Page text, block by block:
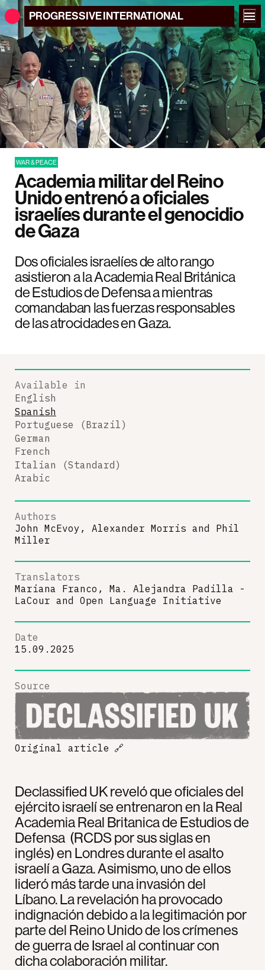
PROGRESSIVEINTERNATIONAL
WAR & PEACE
Academia militar del Reino
Unido entrenó a oficiales
israelíes durante el genocidio
de Gaza
Dos oficiales israelíes de alto rango
asistieron a la Academia Real Británica
de Estudios de Defensa a mientras
comandaban las fuerzas responsables
de las atrocidades en Gaza.
Declassified UK reveló que oficiales del
ejército israelí se entrenaron en la Real
Academia Real Britanica de Estudios de
Defensa (RCDS por sus siglas en
inglés) en Londres durante el asalto
israelí a Gaza. Asimismo, uno de ellos
lideró más tarde una invasión del
Líbano. La revelación ha provocado
indignación debido a la legitimación por
parte del Reino Unido de los crímenes
de guerra de Israel al continuar con
dicha colaboración militar.
Available in
English
Spanish
Portuguese (Brazil)
German
French
Italian (Standard)
Arabic
Authors
John McEvoy, Alexander Morris and Phil
Miller
Translators
Mariana Franco, Ma. Alejandra Padilla -
LaCour and Open Language Initiative
Date
15.09.2025
Source
Original article 🔗